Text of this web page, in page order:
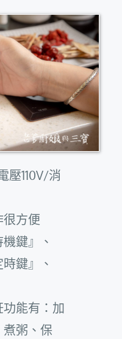
壓110V/消
方便
鍵』、
鍵』、
功能有：加
粥、保